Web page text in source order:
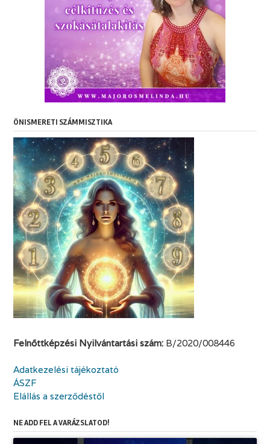
ÖNISMERETI SZÁMMISZTIKA
Felnőttképzési Nyilvántartási szám: B/2020/008446
Adatkezelési tájékoztató
ÁSZF
Elállás a szerződéstől
NE ADD FEL A VARÁZSLATOD!